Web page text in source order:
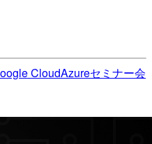
CloudAzureセミナー会